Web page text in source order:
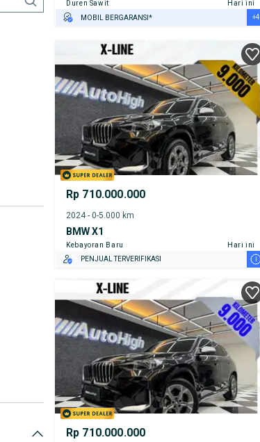
Duren Sawit
Hari ini
MOBIL BERGARANSI*
TEST DRIVE DARI RUMAH
GRATIS BIAYA JASA PERAWATAN*
PENJUAL TERVERIFIKASI
+4
Rp 710.000.000
2024 - 0-5.000 km
BMW X1
Kebayoran Baru
Hari ini
PENJUAL TERVERIFIKASI
i
Rp 710.000.000